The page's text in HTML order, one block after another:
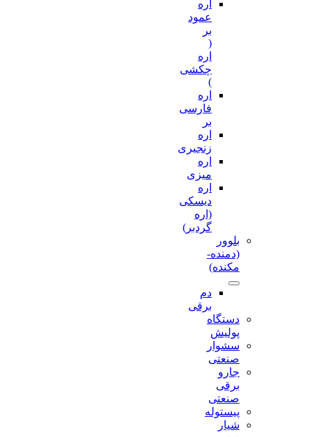
چکشی
فارسی
زنجیری
دیسکی
گردبر)
بلوور
(دمنده-
مکنده)
دستگاه
پولیش
سشوار
صنعتی
جارو
صنعتی
پیستوله
شیار